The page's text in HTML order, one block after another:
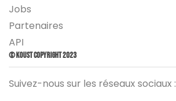
Jobs
Partenaires
API
© Koust Copyright 2023
Suivez-nous sur les réseaux sociaux :